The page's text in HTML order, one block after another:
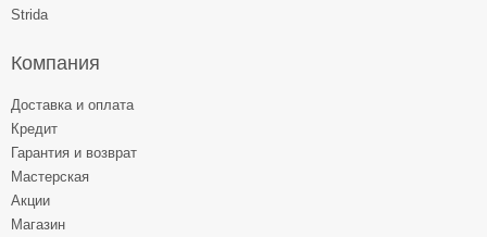
Strida
Компания
Доставка и оплата
Кредит
Гарантия и возврат
Мастерская
Акции
Магазин